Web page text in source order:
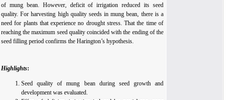
of mung bean. However, deficit of irrigation reduced its seed
quality. For harvesting high quality seeds in mung bean, there is a
need for plants that experience no drought stress. That the time of
reaching the maximum seed quality coincided with the ending of the
seed filling period confirms the Harington’s hypothesis.
Highlights
Seed quality of mung bean during seed growth and
development was evaluated.